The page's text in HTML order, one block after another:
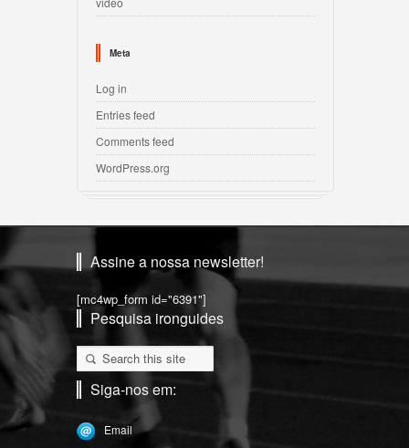
Meta
Log in
Entries feed
Comments feed
WordPress.org
Assine a nossa newsletter!
[mc4wp_form id="6391"]
Pesquisa ironguides
Siga-nos em:
Email